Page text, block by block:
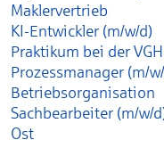
Maklervertrieb
KI-Entwickler (m/w/d)
Praktikum bei der VGH
Prozessmanager (m/
Betriebsorganisation
Sachbearbeiter (m/w/
Ost